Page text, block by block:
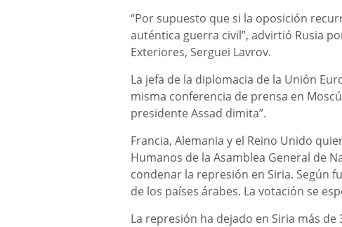
“Por supuesto que si la oposición
auténtica guerra civil”, advirtió Rusia
Exteriores, Serguei Lavrov.
La jefa de la diplomacia de la Unión
misma conferencia de prensa en
presidente Assad dimita”.
Francia, Alemania y el Reino Unido
Humanos de la Asamblea General de
condenar la represión en Siria. Según
de los países árabes. La votación se
La represión ha dejado en Siria más